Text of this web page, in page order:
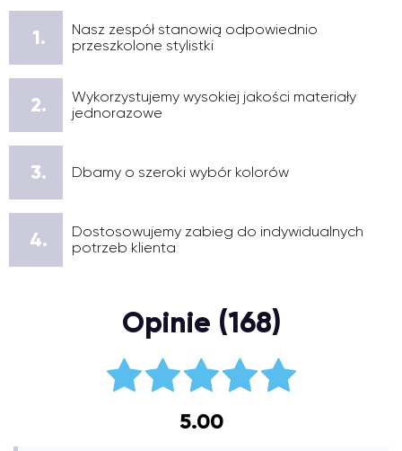
1.
Nasz zespół stanowią odpowiednio
przeszkolone stylistki
2.
Wykorzystujemy wysokiej jakości materiały
jednorazowe
3. Dbamy o szeroki wybór kolorów
4.
Dostosowujemy zabieg do indywidualnych
potrzeb klienta
Opinie (168)
5.00